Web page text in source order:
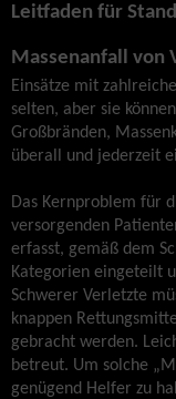
Leitfaden für
Massenanfall von
Einsätze mit
selten, aber sie
Großbränden,
überall und jederzeit
Das Kernproblem für
versorgenden
erfasst, gemäß dem
Kategorien eingeteilt
Schwerer Verletzte
knappen
gebracht werden.
betreut. Um solche
genügend Helfer zu